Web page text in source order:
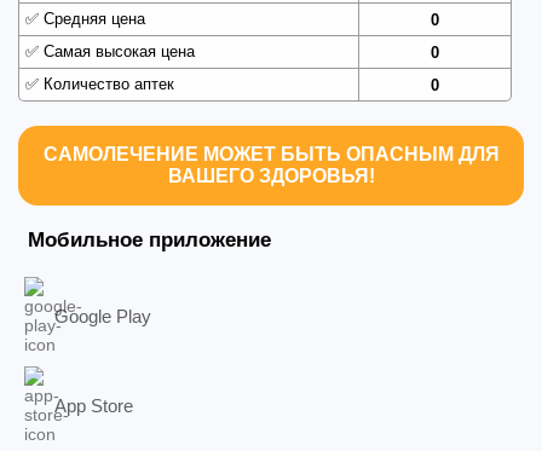
✅ Средняя цена
0
✅ Самая высокая цена
0
✅ Количество аптек 0
САМОЛЕЧЕНИЕ МОЖЕТ БЫТЬ ОПАСНЫМ ДЛЯ
ВАШЕГО ЗДОРОВЬЯ!
Мобильное приложение
Google Play
App Store